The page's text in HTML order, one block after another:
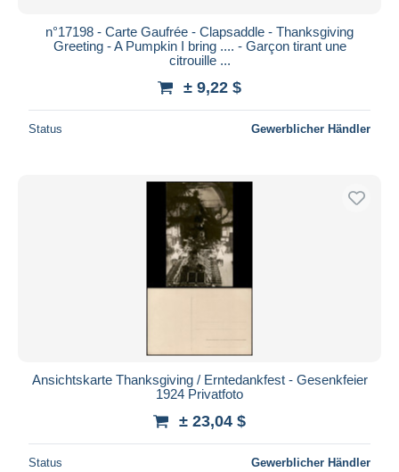
n°17198 - Carte Gaufrée - Clapsaddle - Thanksgiving
Greeting - A Pumpkin I bring .... - Garçon tirant une
citrouille ...
± 9,22 $
Status Gewerblicher Händler
Ansichtskarte Thanksgiving / Erntedankfest - Gesenkfeier
1924 Privatfoto
± 23,04 $
Status Gewerblicher Händler